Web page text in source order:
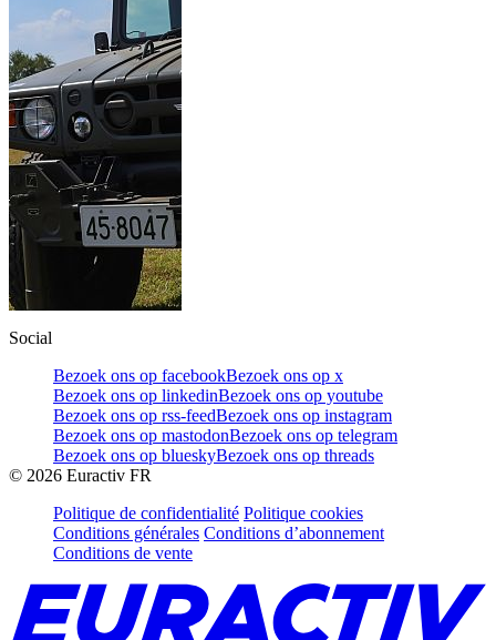
Social
Bezoek ons op facebookBezoek ons op x
Bezoek ons op linkedinBezoek ons op youtube
Bezoek ons op rss-feedBezoek ons op instagram
Bezoek ons op mastodonBezoek ons op telegram
Bezoek ons op blueskyBezoek ons op threads
© 2026 Euractiv FR
Politique de confidentialité Politique cookies
Conditions générales Conditions d’abonnement
Conditions de vente